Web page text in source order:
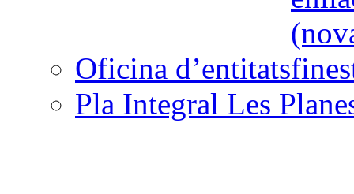
Oficina d’entitats
Pla Integral Les